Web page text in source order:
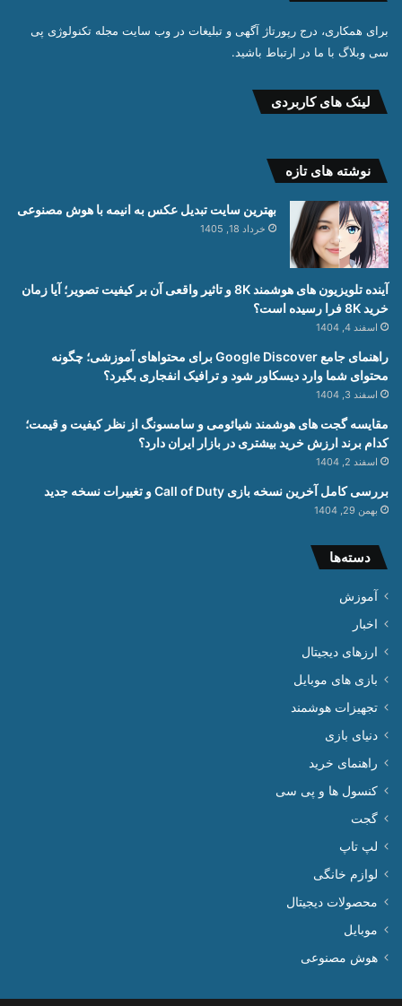
برای همکاری، درج رپورتاژ آگهی و تبلیغات در وب سایت مجله تکنولوژی پی
سی وبلاگ با ما در ارتباط باشید.
لینک های کاربردی
نوشته های تازه
بهترین سایت تبدیل عکس به انیمه با هوش مصنوعی
خرداد 18, 1405
آینده تلویزیون های هوشمند 8K و تاثیر واقعی آن بر کیفیت تصویر؛ آیا زمان
خرید 8K فرا رسیده است؟
اسفند 4, 1404
راهنمای جامع Google Discover برای محتواهای آموزشی؛ چگونه
محتوای شما وارد دیسکاور شود و ترافیک انفجاری بگیرد؟
اسفند 3, 1404
مقایسه گجت های هوشمند شیائومی و سامسونگ از نظر کیفیت و قیمت؛
کدام برند ارزش خرید بیشتری در بازار ایران دارد؟
اسفند 2, 1404
بررسی کامل آخرین نسخه بازی Call of Duty و تغییرات نسخه جدید
بهمن 29, 1404
دسته‌ها
آموزش
اخبار
ارزهای دیجیتال
بازی های موبایل
تجهیزات هوشمند
دنیای بازی
راهنمای خرید
کنسول ها و پی سی
گجت
لپ تاپ
لوازم خانگی
محصولات دیجیتال
موبایل
هوش مصنوعی